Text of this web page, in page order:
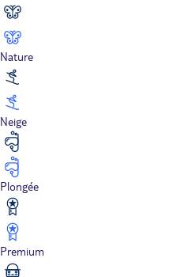
Nature
Neige
Plongée
Premium